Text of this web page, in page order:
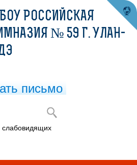
урок «Имя твое
твой
РОССИЙСКАЯ
№ 59 Г. УЛАН-
письмо
слабовидящих